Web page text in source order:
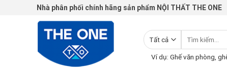
Nhà phân phối chính hãng sản phẩm NỘI THẤT THE ONE
kiếm:
Ví dụ: Ghế văn phòng,